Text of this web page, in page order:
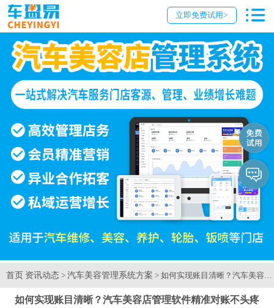
立即免费试用>
首页 资讯动态 > 汽车美容管理系统方案 > 如何实现账目清晰？汽车美容
如何实现账目清晰？汽车美容店管理软件精准对账不头疼